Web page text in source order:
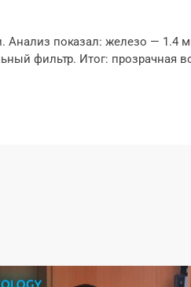
показал: железо — 1.4
фильтр. Итог: прозрачная